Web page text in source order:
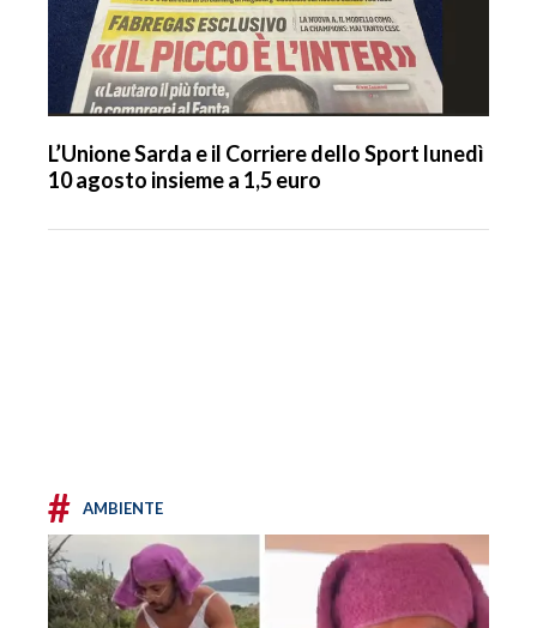
L’Unione Sarda e il Corriere dello Sport lunedì
10 agosto insieme a 1,5 euro
# AMBIENTE